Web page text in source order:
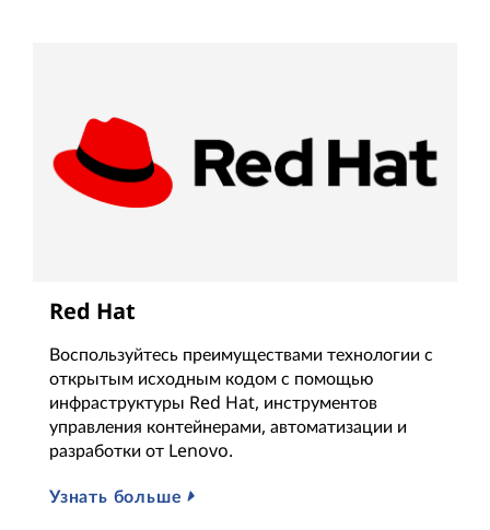
Red Hat
Воспользуйтесь преимуществами технологии с
открытым исходным кодом с помощью
инфраструктуры Red Hat, инструментов
управления контейнерами, автоматизации и
разработки от Lenovo.
Узнать больше